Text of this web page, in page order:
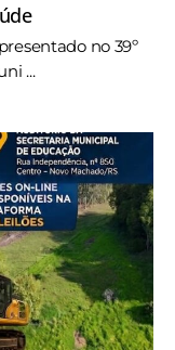
no 39º
...